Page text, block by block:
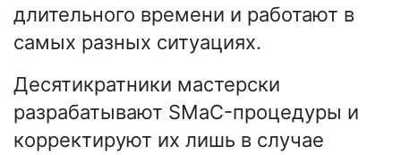
длительного времени и работают в
самых разных ситуациях.
Десятикратники мастерски
разрабатывают SMaC-процедуры и
корректируют их лишь в случае